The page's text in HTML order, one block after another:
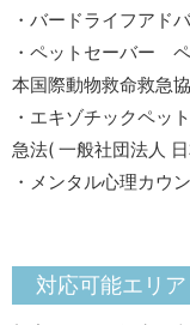
・バードライフアド
・ペットセーバー
本国際動物救命救急
・エキゾチックペッ
急法( 一般社団法人
・メンタル心理カウ
対応可能エリア